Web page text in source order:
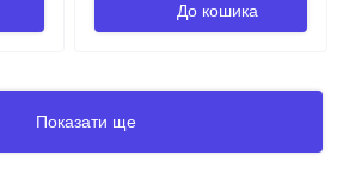
До кошика
Показати ще